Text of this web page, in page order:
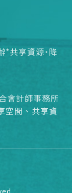
*共享資源˙降
會計師事務所
空間、共享資